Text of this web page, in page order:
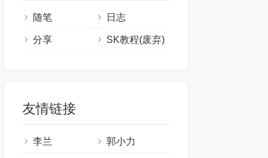
随笔 日志
分享 SK教程(废弃)
友情链接
李兰 郭小力